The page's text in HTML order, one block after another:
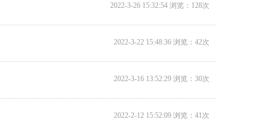
1
2022-3-26 15:32:54 浏览：128次
2022-3-22 15:48:36 浏览：42次
2022-3-16 13:52:29 浏览：30次
2022-2-12 15:52:09 浏览：41次